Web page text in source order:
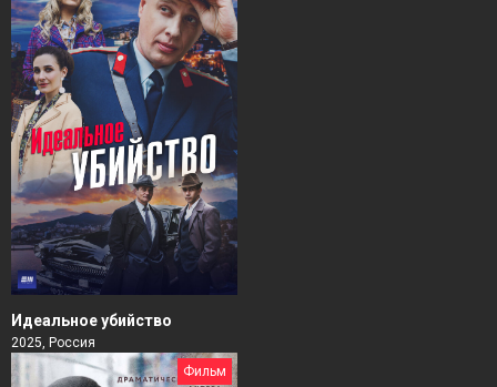
Идеальное убийство
2025, Россия
Фильм